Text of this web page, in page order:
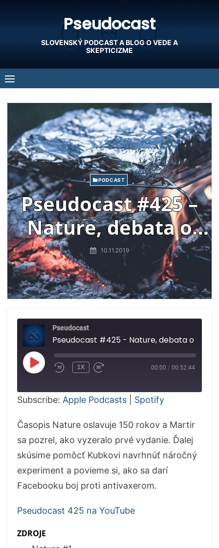
Pseudocast
SLOVENSKÝ PODCAST A BLOG O VEDE A
SKEPTICIZME
PODCAST
Pseudocast #425 –
Nature, debata o
experimente,
Facebook vs. antivax
10.11.2019
Pseudocast
PLAY
EPISODE
1X 00:00 / 00:52:44
Subscribe: Apple Podcasts Spotify
Časopis Nature oslavuje 150 rokov a Martir
sa pozrel, ako vyzeralo prvé vydanie. Ďalej
skúsime pomôcť Kubkovi navrhnúť náročný
experiment a povieme si, ako sa darí
Facebooku boj proti antivaxerom.
Pseudocast 425 na YouTube
ZDROJE